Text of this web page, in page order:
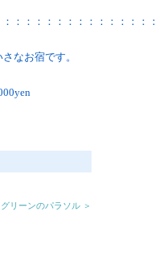
：：：：：：：：：：：：：
なお宿です。
グリーンのパラソル ＞